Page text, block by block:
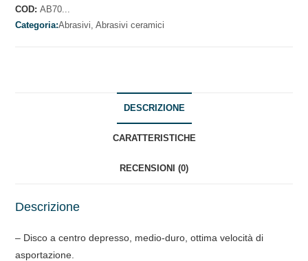
PER
METALLI
COD:AB70...
Categoria:Abrasivi,Abrasivi ceramici
DESCRIZIONE
CARATTERISTICHE
RECENSIONI (0)
Descrizione
– Disco a centro depresso, medio-duro, ottima velocità di
asportazione.